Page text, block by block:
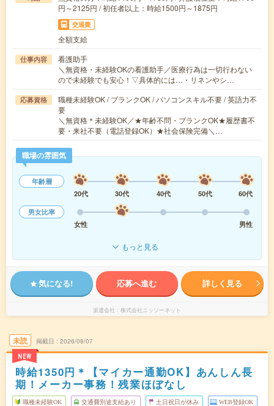
円～2125円 / 初任者以上：時給1500円～1875円
交通費
全額支給
仕事内容
看護助手
＼無資格・未経験OKの看護助手／医療行為は一切行わない
ので未経験でも安心！▽具体的には…・リネンやシ…
応募資格
職種未経験OK / ブランクOK / パソコンスキル不要 / 英語力不
要
＼無資格＊未経験OK／★年齢不問・ブランクOK★履歴書不
要・来社不要（電話登録OK）★社会保険完備＼…
職場の雰囲気
年齢層
20代
30代 40代 50代
60代
男女比率
女性
男性
もっと見る
気になる! 応募へ進む 詳しく見る
派遣会社 株式会社ニッソーネット
未読
NEW
掲載日 2026/08/07
時給1350円＊【マイカー通勤OK】あんしん長
期！メーカー事務！残業ほぼなし
職種未経験OK 交通費別途支給あり 土日祝日が休み WEB登録OK